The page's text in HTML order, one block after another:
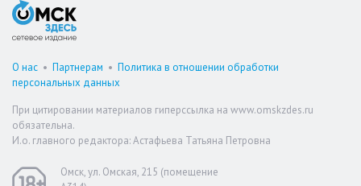
О нас • Партнерам • Политика в отношении обработки
персональных данных
При цитировании материалов гиперссылка на www.omskzdes.ru
обязательна.
И.о. главного редактора: Астафьева Татьяна Петровна
Омск, ул. Омская, 215 (помещение